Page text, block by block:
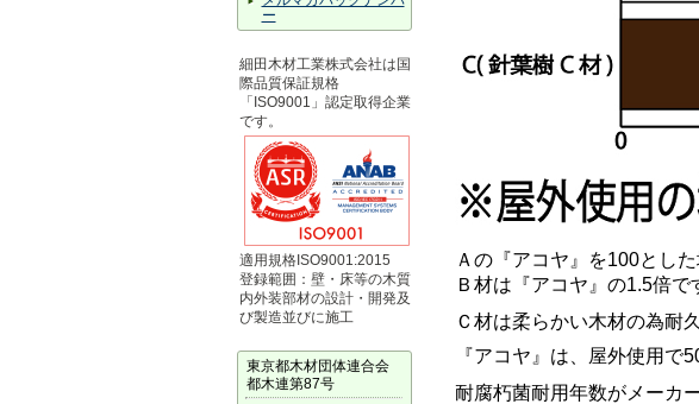
ー
細田木材工業株式会社は国
際品質保証規格
「ISO9001」認定取得企業
です。
適用規格ISO9001:2015
登録範囲：壁・床等の木質
内外装部材の設計・開発及
び製造並びに施工
東京都木材団体連合会
都木連第87号
Ａの『アコヤ』を100とし
Ｂ材は『アコヤ』の1.5倍で
Ｃ材は柔らかい木材の為耐
『アコヤ』は、屋外使用で
耐腐朽菌耐用年数がメーカー